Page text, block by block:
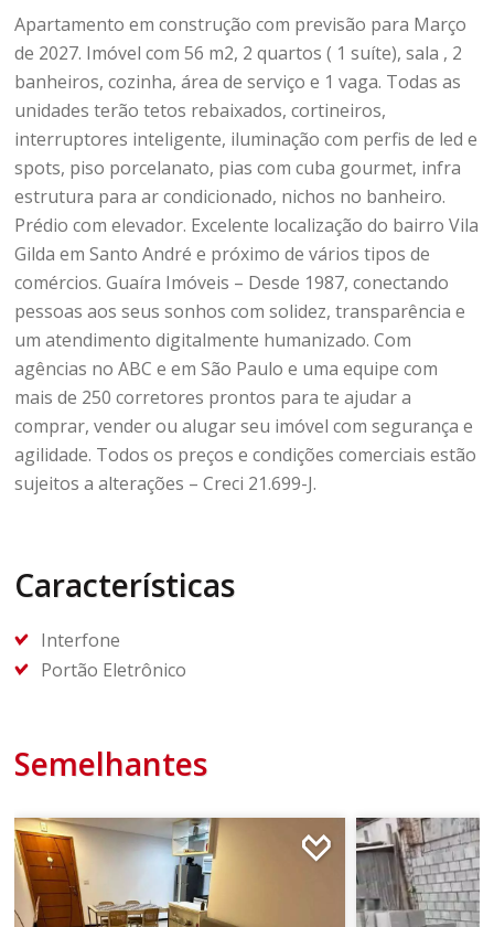
Apartamento em construção com previsão para Março
de 2027. Imóvel com 56 m2, 2 quartos ( 1 suíte), sala , 2
banheiros, cozinha, área de serviço e 1 vaga. Todas as
unidades terão tetos rebaixados, cortineiros,
interruptores inteligente, iluminação com perfis de led e
spots, piso porcelanato, pias com cuba gourmet, infra
estrutura para ar condicionado, nichos no banheiro.
Prédio com elevador. Excelente localização do bairro Vila
Gilda em Santo André e próximo de vários tipos de
comércios. Guaíra Imóveis – Desde 1987, conectando
pessoas aos seus sonhos com solidez, transparência e
um atendimento digitalmente humanizado. Com
agências no ABC e em São Paulo e uma equipe com
mais de 250 corretores prontos para te ajudar a
comprar, vender ou alugar seu imóvel com segurança e
agilidade. Todos os preços e condições comerciais estão
sujeitos a alterações – Creci 21.699-J.
Características
Interfone
Portão Eletrônico
Semelhantes